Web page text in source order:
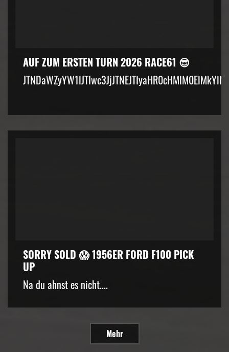
AUF ZUM ERSTEN TURN 2026 RACE61 😎
SORRY SOLD 😱 1956ER FORD F100 PICK
UP
Na du ahnst es nicht....
Mehr